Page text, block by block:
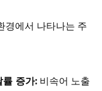
경에서 나타나는 주
률 증가: 비속어 노출